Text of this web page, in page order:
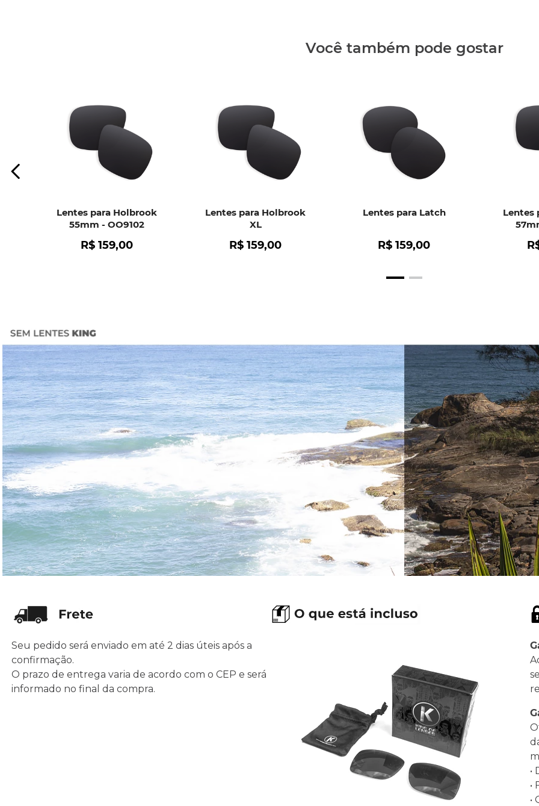
Você também pode gostar
Lentes para Holbrook
55mm - OO9102
R$ 159,00
Lentes para Holbrook
XL
R$ 159,00
Lentes para Latch
R$ 159,00
Lentes
Seu pedido será enviado em até 2 dias úteis após a
confirmação.
O prazo de entrega varia de acordo com o CEP e será
informado no final da compra.
•
•
•